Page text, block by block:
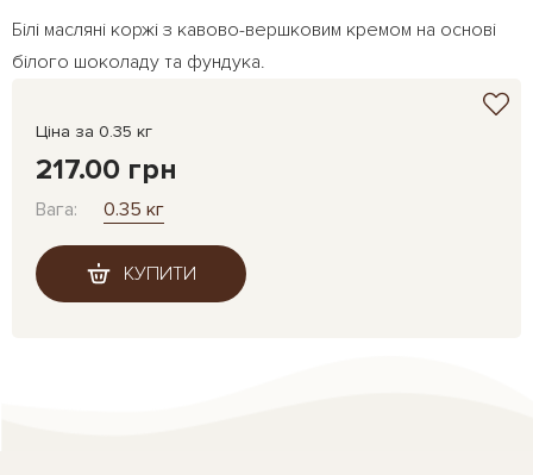
Білі масляні коржі з кавово-вершковим кремом на основі
білого шоколаду та фундука.
Ціна за 0.35 кг
217.00 грн
Вага: 0.35 кг
КУПИТИ